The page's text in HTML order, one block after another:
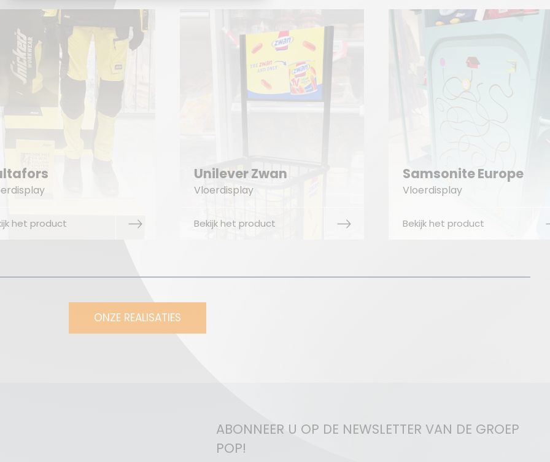
Unilever Zwan
Vloerdisplay
Bekijk het product
Samsonite Europe
Vloerdisplay
Bekijk het product
Company
Vloerdisplay
Bekijk het product
ONZE REALISATIES
ABONNEER U OP DE NEWSLETTER VAN DE GROEP
POP!